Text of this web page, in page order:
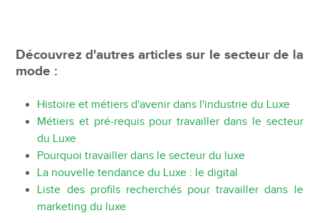
Découvrez d'autres articles sur le secteur de la
mode :
Histoire et métiers d'avenir dans l'industrie du Luxe
Métiers et pré-requis pour travailler dans le secteur
du Luxe
Pourquoi travailler dans le secteur du luxe
La nouvelle tendance du Luxe : le digital
Liste des profils recherchés pour travailler dans le
marketing du luxe